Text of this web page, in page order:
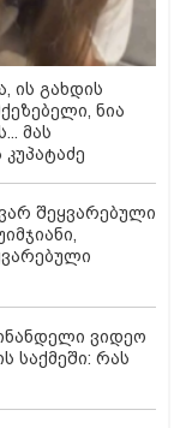
ის გახდის
ნია
მას
შეყვარებული
ვიდეო
საქმეში: რას